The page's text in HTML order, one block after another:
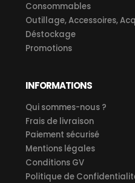
Consommables
Outillage, Accessoires,
Déstockage
Promotions
INFORMATIONS
Qui sommes-nous ?
Frais de livraison
Paiement sécurisé
Mentions légales
Conditions GV
Politique de